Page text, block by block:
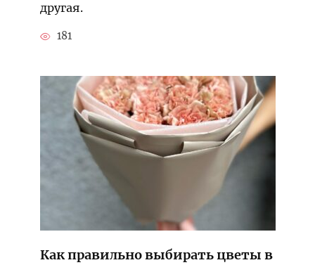
другая.
181
Как правильно выбирать цветы в